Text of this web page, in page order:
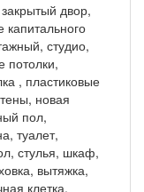
двор,
капитального
студио,
потолки,
, пластиковые
новая
пол,
туалет,
стулья, шкаф,
вытяжка,
клетка,